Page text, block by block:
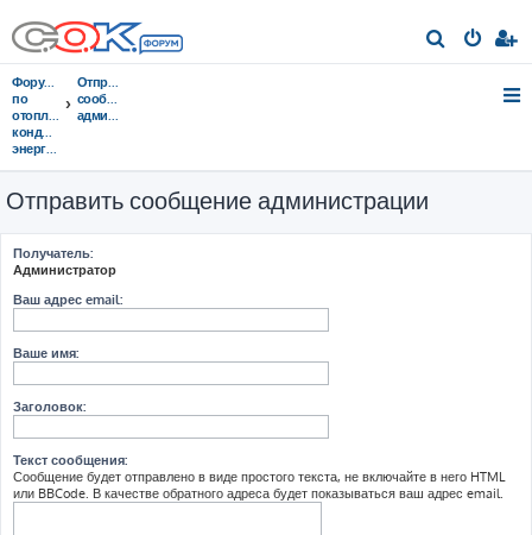
о
Форумы
по
отоплению,
кондиционированию,
энергосбережению
Отправить
сообщение
администрации
Отправить сообщение администрации
Получатель:
Администратор
Ваш адрес email:
Ваше имя:
Заголовок:
Текст сообщения:
Сообщение будет отправлено в виде простого текста, не включайте в него HTML
или BBCode. В качестве обратного адреса будет показываться ваш адрес email.